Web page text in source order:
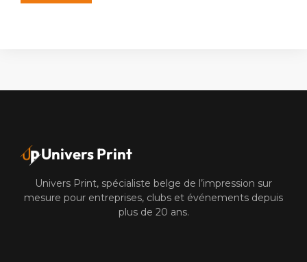
Univers Print
Univers Print, spécialiste belge de l’impression sur
mesure pour entreprises, clubs et événements depuis
plus de 20 ans.